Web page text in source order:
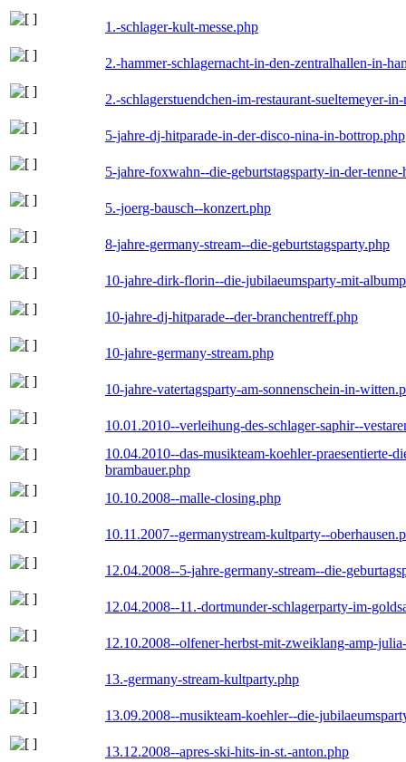
1.-schlager-kult-messe.php
2.-hammer-schlagernacht-in-den-zentralhallen-in-
2.-schlagerstuendchen-im-restaurant-sueltemeyer-
5-jahre-dj-hitparade-in-der-disco-nina-in-bottrop.php
5-jahre-foxwahn--die-geburtstagsparty-in-der-tenne-
5.-joerg-bausch--konzert.php
8-jahre-germany-stream--die-geburtstagsparty.php
10-jahre-dirk-florin--die-jubilaeumsparty-mit-
10-jahre-dj-hitparade--der-branchentreff.php
10-jahre-germany-stream.php
10-jahre-vatertagsparty-am-sonnenschein-in-
10.01.2010--verleihung-des-schlager-saphir--
10.04.2010--das-musikteam-koehler-praesentierte-
brambauer.php
10.10.2008--malle-closing.php
10.11.2007--germanystream-kultparty--
12.04.2008--5-jahre-germany-stream--die-
12.04.2008--11.-dortmunder-schlagerparty-im-
12.10.2008--olfener-herbst-mit-zweiklang-amp-
13.-germany-stream-kultparty.php
13.09.2008--musikteam-koehler--die-
13.12.2008--apres-ski-hits-in-st.-anton.php